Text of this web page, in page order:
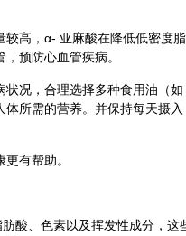
较高，α- 亚麻酸在降低低密度脂
预防心血管疾病。
况，合理选择多种食用油（如
所需的营养。并保持每天摄入
有帮助。
酸、色素以及挥发性成分，这